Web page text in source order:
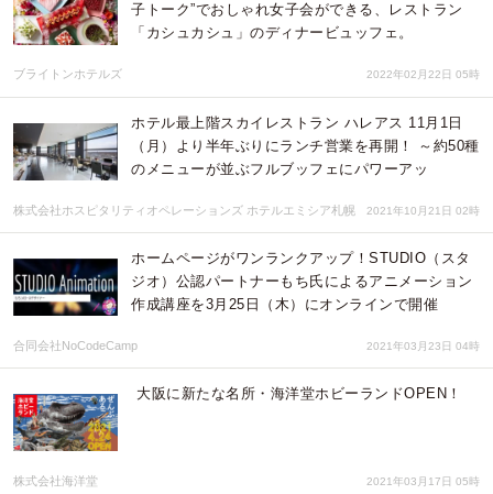
子トーク”でおしゃれ女子会ができる、レストラン
「カシュカシュ」のディナービュッフェ。
ブライトンホテルズ 2022年02月22日 05時
ホテル最上階スカイレストラン ハレアス 11月1日
（月）より半年ぶりにランチ営業を再開！ ～約50種
のメニューが並ぶフルブッフェにパワーアッ
株式会社ホスピタリティオペレーションズ ホテルエミシア札幌 2021年10月21日 02時
ホームページがワンランクアップ！STUDIO（スタ
ジオ）公認パートナーもち氏によるアニメーション
作成講座を3月25日（木）にオンラインで開催
合同会社NoCodeCamp 2021年03月23日 04時
大阪に新たな名所・海洋堂ホビーランドOPEN！
株式会社海洋堂 2021年03月17日 05時